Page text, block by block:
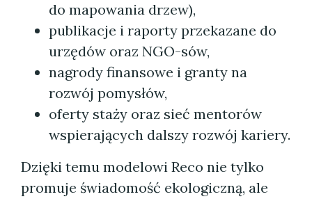
do mapowania drzew),
publikacje i raporty przekazane do
urzędów oraz NGO-sów,
nagrody finansowe i granty na
rozwój pomysłów,
oferty staży oraz sieć mentorów
wspierających dalszy rozwój kariery.
Dzięki temu modelowi Reco nie tylko
promuje świadomość ekologiczną, ale